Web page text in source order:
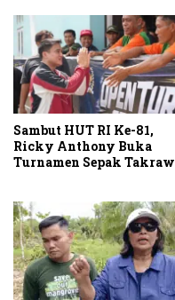
Sambut HUT RI Ke-81,
Ricky Anthony Buka
Turnamen Sepak Takraw